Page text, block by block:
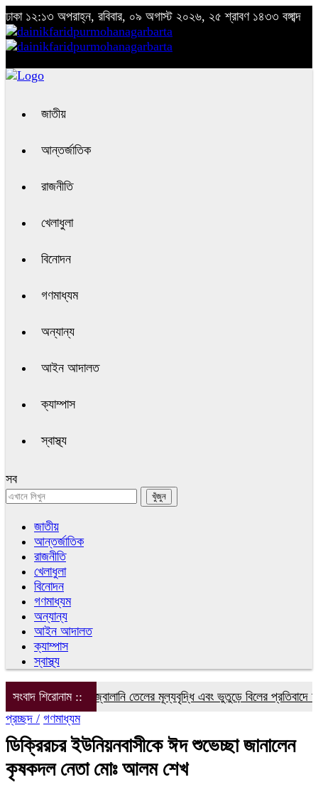
ঢাকা ১২:১৩ অপরাহ্ন, রবিবার, ০৯ অগাস্ট ২০২৬, ২৫ শ্রাবণ ১৪৩৩ বঙ্গাব্দ
জাতীয়
আন্তর্জাতিক
রাজনীতি
খেলাধুলা
বিনোদন
গণমাধ্যম
অন্যান্য
আইন আদালত
ক্যাম্পাস
স্বাস্থ্য
সব
জাতীয়
আন্তর্জাতিক
রাজনীতি
খেলাধুলা
বিনোদন
গণমাধ্যম
অন্যান্য
আইন আদালত
ক্যাম্পাস
স্বাস্থ্য
সংবাদ শিরোনাম ::
বিদ্যুৎ, গ্যাস ও জ্বালানি তেলের মূল্যবৃদ্ধি এবং ভুতুড়ে বিলের প্রতিবাদে
প্রচ্ছদ / গণমাধ্যম
ডিক্রিরচর ইউনিয়নবাসীকে ঈদ শুভেচ্ছা জানালেন
কৃষকদল নেতা মোঃ আলম শেখ